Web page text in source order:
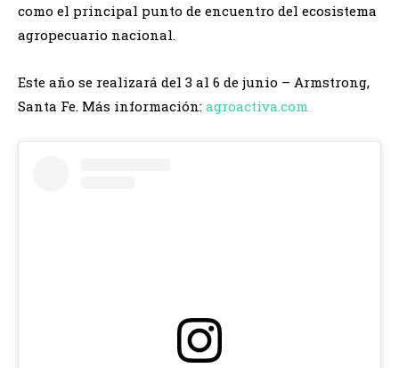
como el principal punto de encuentro del ecosistema
agropecuario nacional.
Este año se realizará del 3 al 6 de junio – Armstrong,
Santa Fe. Más información: agroactiva.com